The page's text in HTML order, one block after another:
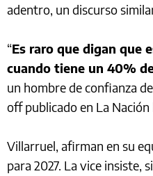
adentro, un discurso
“Es raro que digan que
cuando tiene un 40%
un hombre de confianza
off publicado en La Nación
Villarruel, afirman en su
para 2027. La vice insiste,